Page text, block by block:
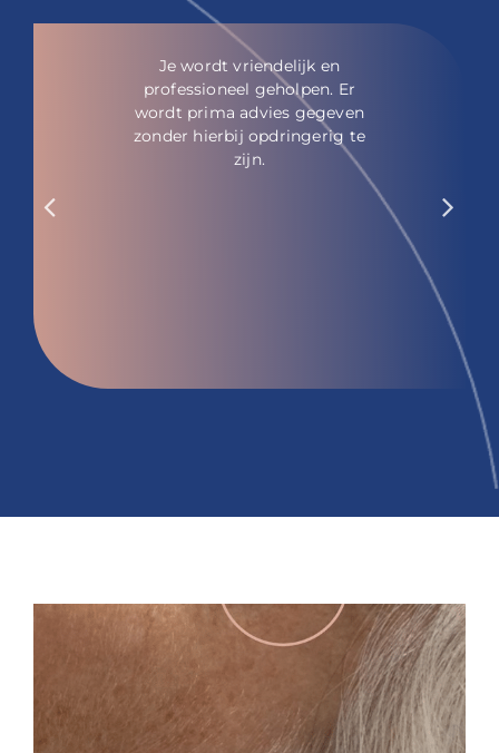
Je wordt vriendelijk en
professioneel geholpen. Er
wordt prima advies gegeven
zonder hierbij opdringerig te
zijn.